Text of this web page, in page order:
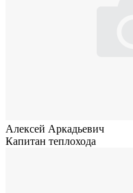
Алексей Аркадьевич
Капитан теплохода